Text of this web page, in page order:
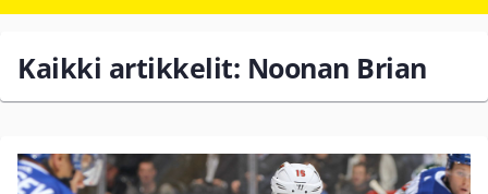
Kaikki artikkelit: Noonan Brian